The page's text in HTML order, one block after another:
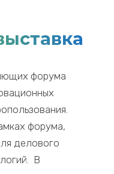
форума
форума,
делового
В